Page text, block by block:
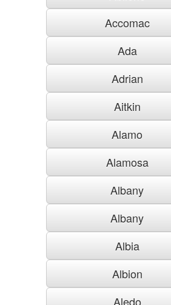
Accomac
Ada
Adrian
Aitkin
Alamo
Alamosa
Albany
Albany
Albia
Albion
Aledo